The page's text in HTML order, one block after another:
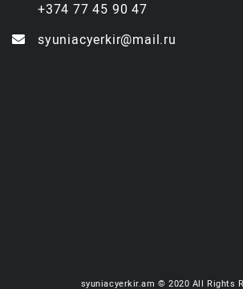
+374 77 45 90 47
syuniacyerkir@mail.ru
syuniacyerkir.am © 2020 All Rights